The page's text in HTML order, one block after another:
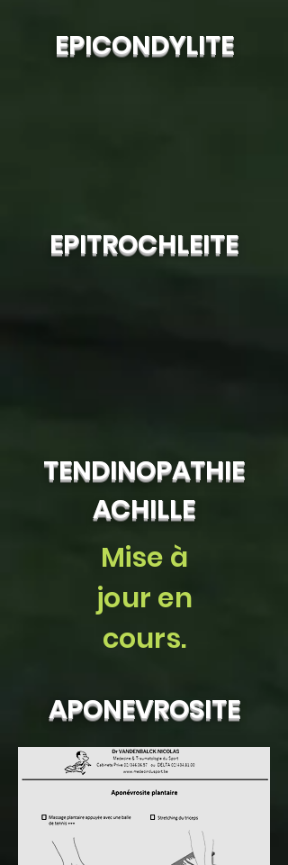
EPICONDYLITE
EPITROCHLEITE
TENDINOPATHIE
ACHILLE
Mise à
jour en
cours.
APONEVROSITE